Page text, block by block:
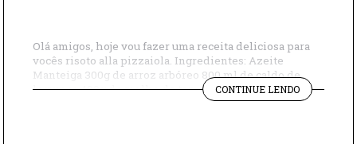
Olá amigos, hoje vou fazer uma receita deliciosa para
vocês risoto alla pizzaiola. Ingredientes: Azeite
Manteiga 300g de arroz arbóreo 800 ml de caldo de
legumes 400g de molho de tomate Sal a gosto Pimenta-
do-reino a gosto Mozzarella de bufalo seca Queijo
CONTINUE LENDO"RISOTO
ALLA